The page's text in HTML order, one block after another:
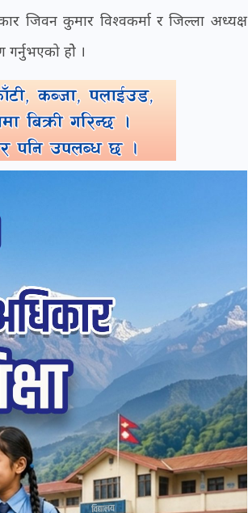
जिवन कुमार विश्वकर्मा र जिल्ला अध्यक्ष
गर्नुभएको होे ।